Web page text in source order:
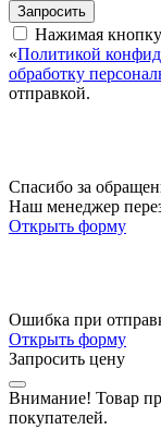
Запросить
Нажимая
«Политикой
обработку
отправкой.
Спасибо за
Наш менеджер
Открыть форму
Ошибка при
Открыть форму
Запросить цену
Внимание! Товар
покупателей.